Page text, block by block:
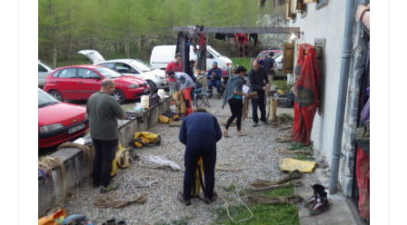
SCHS
Topos
Topos
Accès Réglementés
Les accès réglementés spéléo